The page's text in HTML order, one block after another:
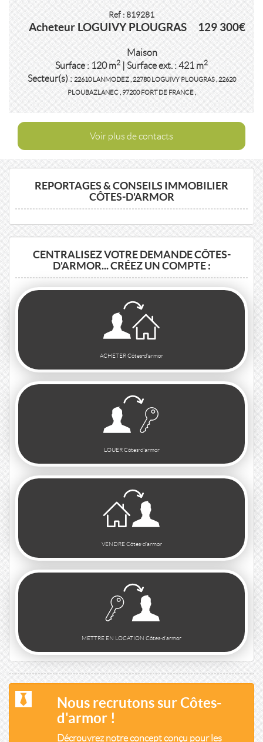
Ref : 819281
Acheteur LOGUIVY PLOUGRAS 129 300€
Maison
Surface : 120 m2| Surface ext. : 421 m2
Secteur(s) :22610 LANMODEZ,22780 LOGUIVY PLOUGRAS,22620
PLOUBAZLANEC,97200 FORT DE FRANCE,
Voir plus de contacts
REPORTAGES & CONSEILS IMMOBILIER
CÔTES-D'ARMOR
CENTRALISEZ VOTRE DEMANDE CÔTES-
D'ARMOR... CRÉEZ UN COMPTE :
ACHETER Côtes-d'armor
LOUER Côtes-d'armor
VENDRE Côtes-d'armor
METTRE EN LOCATION Côtes-d'armor
Nous recrutons sur Côtes-
d'armor !
Décrouvrez notre concept conçu pour les